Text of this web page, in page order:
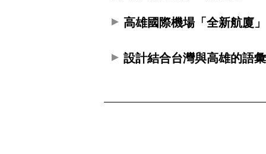
高雄國際機場「全新航廈」
設計結合台灣與高雄的語